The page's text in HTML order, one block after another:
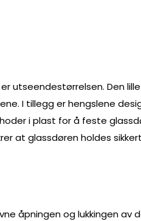
utseendestørrelsen. Den
I tillegg er hengslene
i plast for å feste
at glassdøren holdes
åpningen og lukkingen